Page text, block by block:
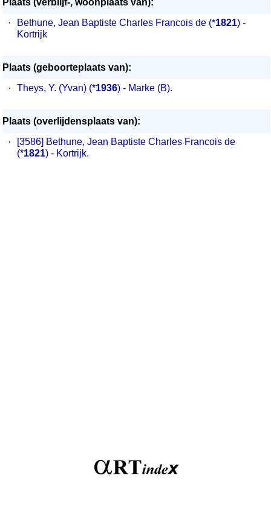
Plaats (verblijf-, woonplaats van):
·
Bethune, Jean Baptiste Charles Francois de (*1821) -
Kortrijk
Plaats (geboorteplaats van):
·
Theys, Y. (Yvan) (*1936) - Marke (B).
Plaats (overlijdensplaats van):
·
[3586] Bethune, Jean Baptiste Charles Francois de
(*1821) - Kortrijk.